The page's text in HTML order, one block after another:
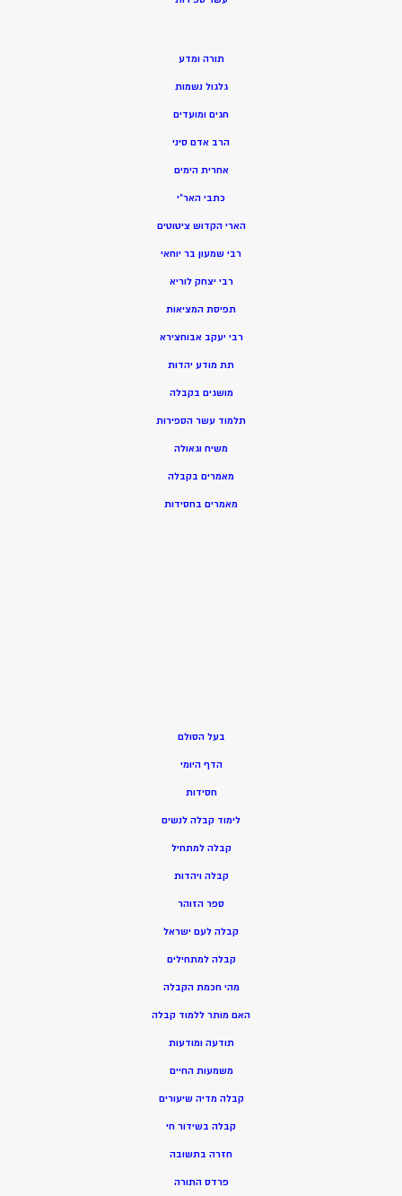
תורה ומדע
גלגול נשמות
חגים ומועדים
הרב אדם סיני
אחרית הימים
כתבי האר”י
הארי הקדוש ציטוטים
רבי שמעון בר יוחאי
רבי יצחק לוריא
תפיסת המציאות
רבי יעקב אבוחצירא
תת מודע יהדות
מושגים בקבלה
תלמוד עשר הספירות
משיח וגאולה
מאמרים בקבלה
מאמרים בחסידות
בעל הסולם
הדף היומי
חסידות
לימוד קבלה לנשים
קבלה למתחיל
קבלה ויהדות
ספר הזוהר
קבלה לעם ישראל
קבלה למתחילים
מהי חכמת הקבלה
האם מותר ללמוד קבלה
תודעה ומודעות
משמעות החיים
קבלה מדיה שיעורים
קבלה בשידור חי
חזרה בתשובה
פרדס התורה